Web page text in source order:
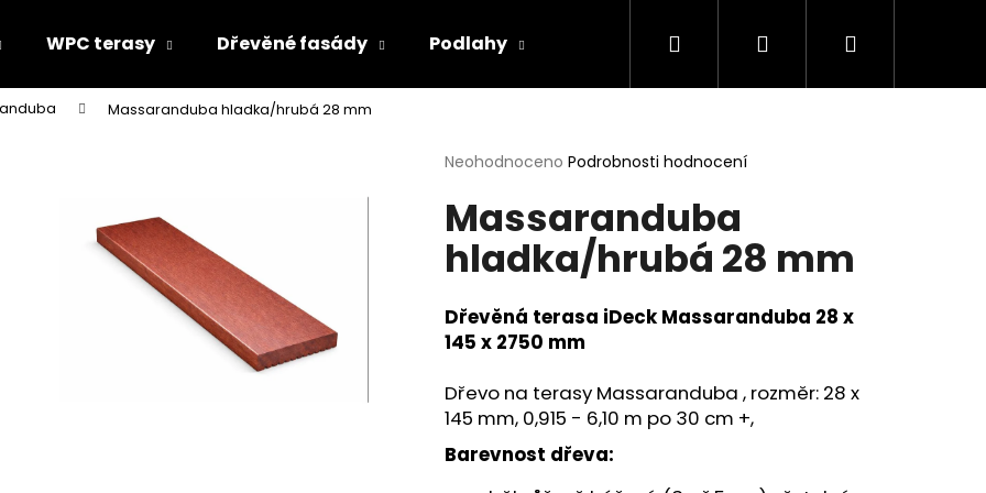
WPC terasy Dřevěné fasády Podlahy Ceníky Realizace
Hledat PřihlášeníNákupní
Massaranduba hladka/hrubá 28 mm
Průměrné
produktu
je
0,0
hvězdiček.
Neohodnoceno Podrobnosti hodnocení
Massaranduba
hladka/hrubá 28 mm
Dřevěná terasa iDeck Massaranduba 28 x
145 x 2750 mm
Dřevo na terasy Massaranduba , rozměr: 28 x
145 mm, 0,915 - 6,10 m po 30 cm +,
Barevnost dřeva:
Co potřebujete najít?
Doporučujeme